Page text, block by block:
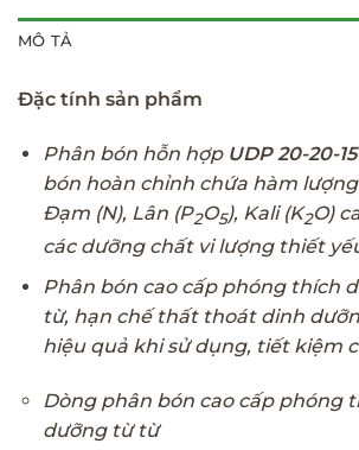
MÔ TẢ
Đặc tính sản phẩm
Phân bón hỗn hợp UDP 20-20-
bón hoàn chỉnh chứa hàm
Đạm (N), Lân (P2O5), Kali (K2O)
các dưỡng chất vi lượng thiết
Phân bón cao cấp phóng thích
từ, hạn chế thất thoát dinh
hiệu quả khi sử dụng, tiết kiệm
Dòng phân bón cao cấp phóng
dưỡng từ từ